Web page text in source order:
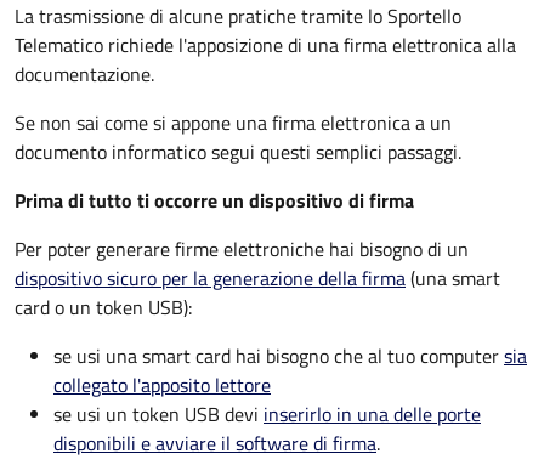
La trasmissione di alcune pratiche tramite lo Sportello
Telematico richiede l'apposizione di una firma elettronica alla
documentazione.
Se non sai come si appone una firma elettronica a un
documento informatico segui questi semplici passaggi.
Prima di tutto ti occorre un dispositivo di firma
Per poter generare firme elettroniche hai bisogno di un
dispositivo sicuro per la generazione della firma(una smart
card o un token USB):
se usi una smart card hai bisogno che al tuo computersia
collegato l'apposito lettore
se usi un token USB devi inserirlo in una delle porte
disponibili e avviare il software di firma.